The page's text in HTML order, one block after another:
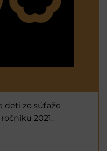
deti zo súťaže
2021.